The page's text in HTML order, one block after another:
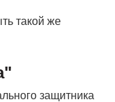
такой же
защитника